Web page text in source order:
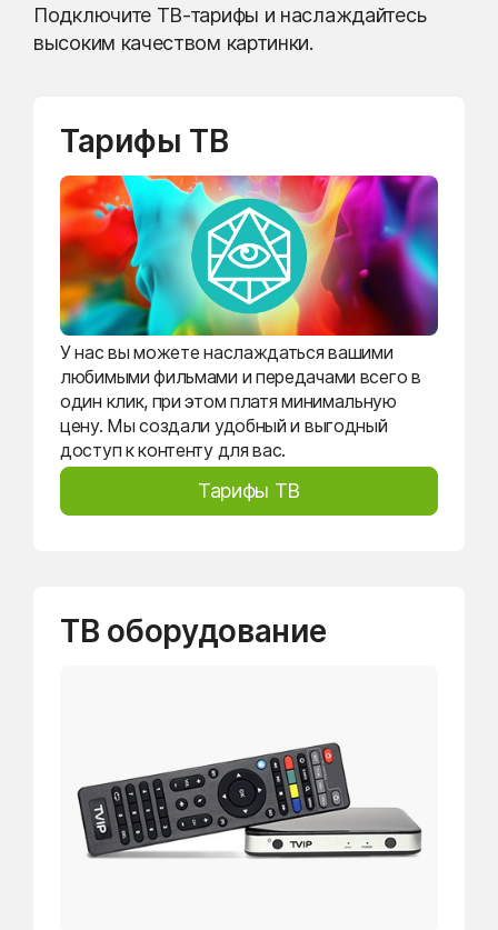
Подключите ТВ-тарифы и наслаждайтесь
высоким качеством картинки.
Тарифы ТВ
У нас вы можете наслаждаться вашими
любимыми фильмами и передачами всего в
один клик, при этом платя минимальную
цену. Мы создали удобный и выгодный
доступ к контенту для вас.
Тарифы ТВ
ТВ оборудование